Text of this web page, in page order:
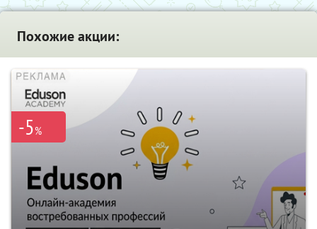
Похожие акции:
-5%